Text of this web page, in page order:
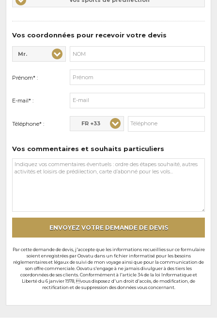
sports
de
Vos coordonnées pour recevoir votre devis
Civilité* :
Mr.
Nom* :
Prénom* :
E-mail* :
Téléphone* : FR +33
Vos commentaires et souhaits particuliers
Vos
commentaires
ENVOYEZ VOTRE DEMANDE DE DEVIS
Par cette demande de devis, j'accepte que les informations recueillies sur ce formulaire
soient enregistrées par Oovatu dans un fichier informatisé pour les besoins
réglementaires et légaux de suivi de mon voyage ainsi que pour la communication de
son offre commerciale. Oovatu s'engage à ne jamais divulguer à des tiers les
coordonnées de ses clients. Conformément à l'article 34 de la loi Informatique et
Liberté du 6 janvier 1978, vous disposez d'un droit d'accès, de modification, de
rectification et de suppression des données vous concernant.